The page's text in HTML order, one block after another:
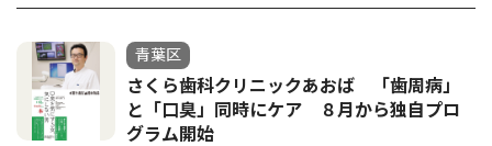
青葉区
さくら歯科クリニックあおば 「歯周病」
と「口臭」同時にケア ８月から独自プロ
グラム開始